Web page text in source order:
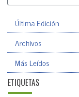
Última Edición
Archivos
Más Leídos
ETIQUETAS